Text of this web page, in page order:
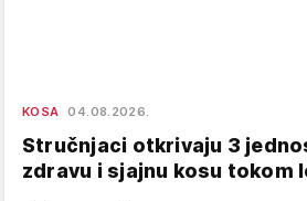
KOSA 04.08.2026.
Stručnjaci otkrivaju 3
zdravu i sjajnu kosu tokom